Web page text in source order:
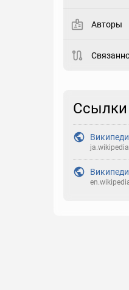
Закладка
Реакция
Выберите
Авторы
Ссылки